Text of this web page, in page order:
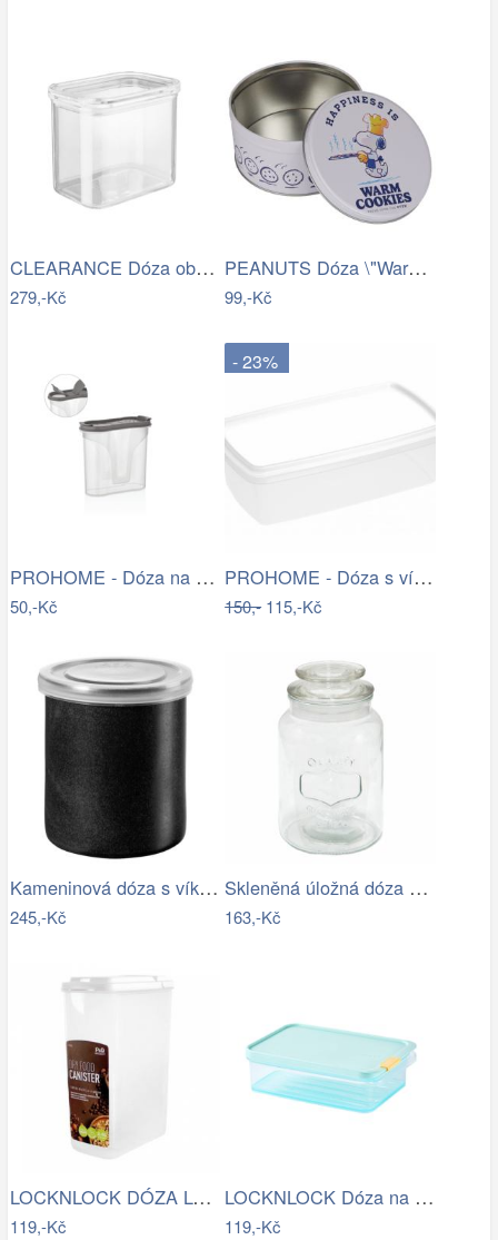
CLEARANCE Dóza obdélníková 1700 ml
279,-Kč
PEANUTS Dóza \"Warm Cookies\" malá -…
99,-Kč
PROHOME - Dóza na koření MAJOR 0,3L…
50,-Kč
- 23%
PROHOME - Dóza s víčkem MARGERIT 6L bílá
150,-115,-Kč
Kameninová dóza s víkem výška 10 cm…
245,-Kč
Skleněná úložná dóza s víkem - Ø 11*19…
163,-Kč
LOCKNLOCK DÓZA LOCK NA SUCHÉ POTRAVINY,…
119,-Kč
LOCKNLOCK Dóza na potraviny LOCK 1050ml…
119,-Kč